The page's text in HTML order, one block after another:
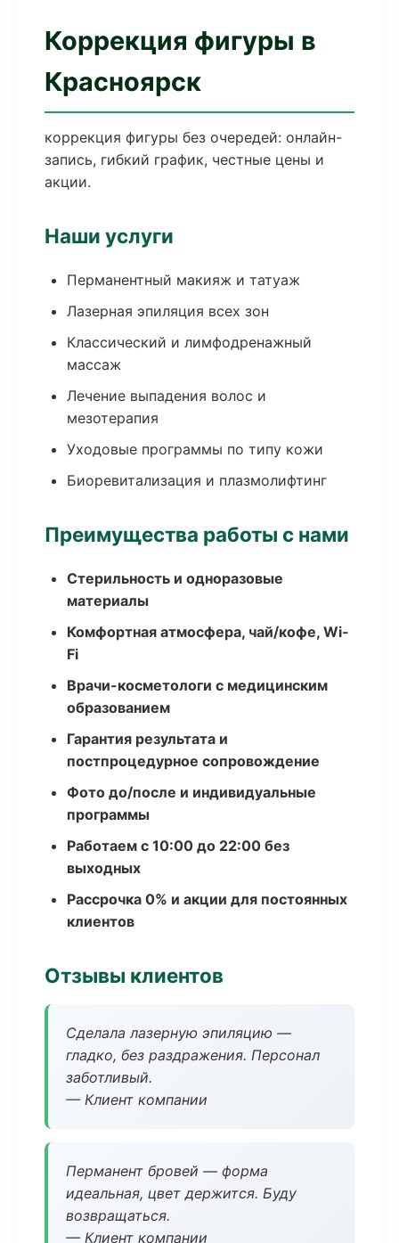
Коррекция фигуры в
Красноярск
коррекция фигуры без очередей: онлайн-
запись, гибкий график, честные цены и
акции.
Наши услуги
Перманентный макияж и татуаж
Лазерная эпиляция всех зон
Классический и лимфодренажный
массаж
Лечение выпадения волос и
мезотерапия
Уходовые программы по типу кожи
Биоревитализация и плазмолифтинг
Преимущества работы с нами
Стерильность и одноразовые
материалы
Комфортная атмосфера, чай/кофе, Wi-
Fi
Врачи-косметологи с медицинским
образованием
Гарантия результата и
постпроцедурное сопровождение
Фото до/после и индивидуальные
программы
Работаем с 10:00 до 22:00 без
выходных
Рассрочка 0% и акции для постоянных
клиентов
Отзывы клиентов
Сделала лазерную эпиляцию —
гладко, без раздражения. Персонал
заботливый.
— Клиент компании
Перманент бровей — форма
идеальная, цвет держится. Буду
возвращаться.
— Клиент компании